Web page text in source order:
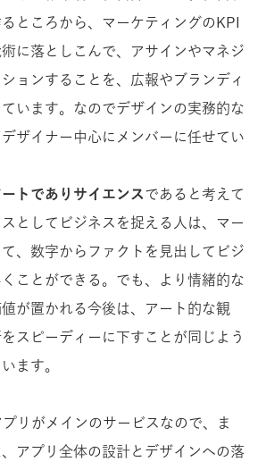
ところから、マーケティングのKPI
に落としこんで、アサインやマネジ
ョンすることを、広報やブランディ
います。なのでデザインの実務的な
ザイナー中心にメンバーに任せてい
トでありサイエンスであると考えて
としてビジネスを捉える人は、マー
、数字からファクトを見出してビジ
ことができる。でも、より情緒的な
が置かれる今後は、アート的な観
スピーディーに下すことが同じよう
ます。
リがメインのサービスなので、ま
アプリ全体の設計とデザインへの落